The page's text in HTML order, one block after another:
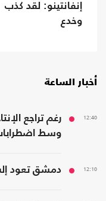
إنفانتينو: لقد كذب
وخدع
أخبار الساعة
12:40
رغم تراجع
وسط اضطرابات
12:10 دمشق تعود